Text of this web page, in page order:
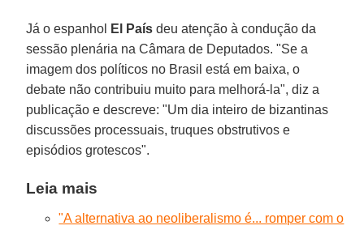
Já o espanhol El País deu atenção à condução da
sessão plenária na Câmara de Deputados. "Se a
imagem dos políticos no Brasil está em baixa, o
debate não contribuiu muito para melhorá-la", diz a
publicação e descreve: "Um dia inteiro de bizantinas
discussões processuais, truques obstrutivos e
episódios grotescos".
Leia mais
"A alternativa ao neoliberalismo é... romper com o